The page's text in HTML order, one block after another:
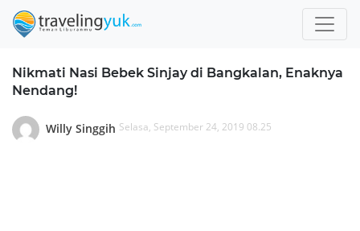
Nikmati Nasi Bebek Sinjay di Bangkalan, Enaknya
Nendang!
Willy Singgih Selasa, September 24, 2019 08.25